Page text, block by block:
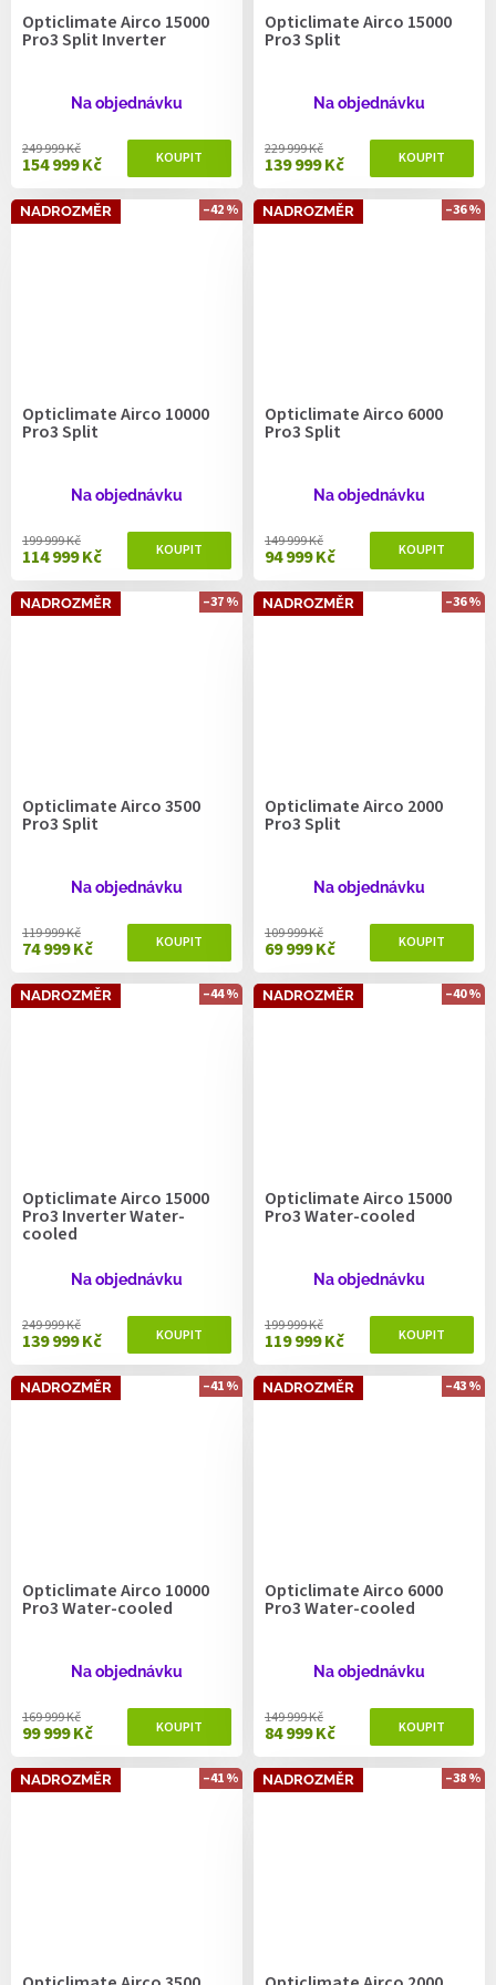
Opticlimate Airco 15000
Pro3 Split Inverter
Na objednávku
154 999 Kč
249 999 Kč
Opticlimate Airco 15000
Pro3 Split
Na objednávku
139 999 Kč
229 999 Kč
NADROZMĚR –42 %
Opticlimate Airco 10000
Pro3 Split
Na objednávku
114 999 Kč
199 999 Kč
NADROZMĚR –36 %
Opticlimate Airco 6000
Pro3 Split
Na objednávku
94 999 Kč
149 999 Kč
NADROZMĚR –37 %
Opticlimate Airco 3500
Pro3 Split
Na objednávku
74 999 Kč
119 999 Kč
NADROZMĚR –36 %
Opticlimate Airco 2000
Pro3 Split
Na objednávku
69 999 Kč
109 999 Kč
NADROZMĚR –44 %
Opticlimate Airco 15000
Pro3 Inverter Water-
cooled
Na objednávku
139 999 Kč
249 999 Kč
NADROZMĚR –40 %
Opticlimate Airco 15000
Pro3 Water-cooled
Na objednávku
119 999 Kč
199 999 Kč
NADROZMĚR –41 %
Opticlimate Airco 10000
Pro3 Water-cooled
Na objednávku
99 999 Kč
169 999 Kč
NADROZMĚR –43 %
Opticlimate Airco 6000
Pro3 Water-cooled
Na objednávku
84 999 Kč
149 999 Kč
NADROZMĚR –41 % NADROZMĚR –38 %